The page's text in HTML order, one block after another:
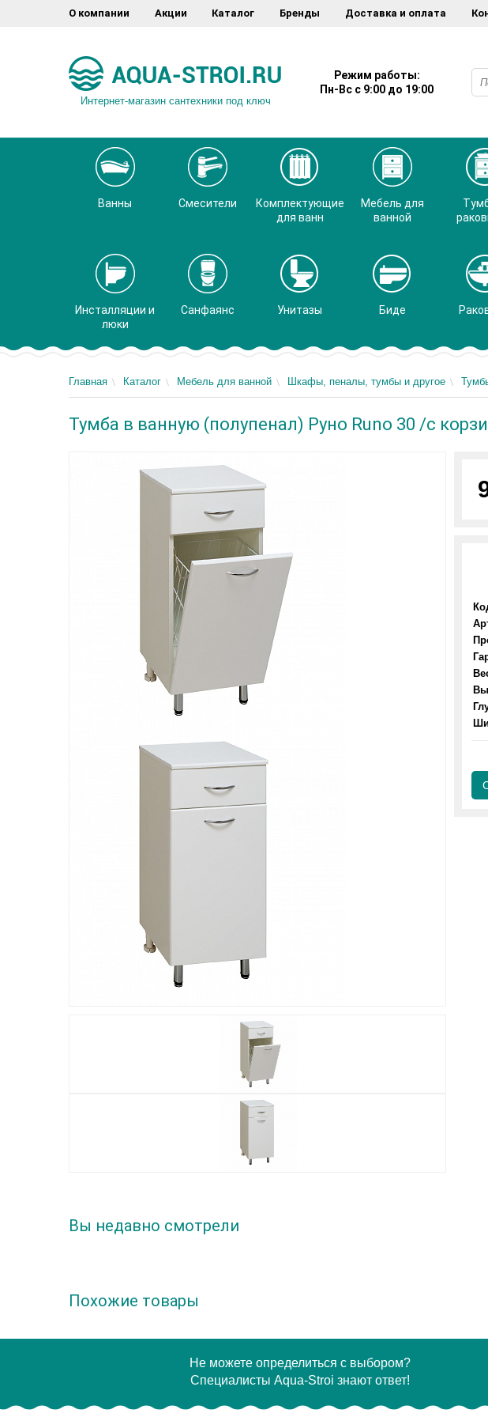
О компании Акции Каталог Бренды Доставка и оплата
Интернет-магазин сантехники под ключ
Режим работы:
Пн-Вс с 9:00 до 19:00
Ванны Смесители
Комплектующие
для ванн
Мебель для
ванной
Инсталляции и
люки
Санфаянс Унитазы Биде
Главная Каталог Мебель для ванной Шкафы, пеналы, тумбы и другое
Тумба в ванную (полупенал) Руно Runo 30 /с
Вы недавно смотрели
Похожие товары
Не можете определиться с выбором?
Специалисты Aqua-Stroi знают ответ!